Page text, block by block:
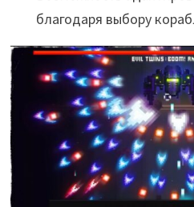
благодаря выбору